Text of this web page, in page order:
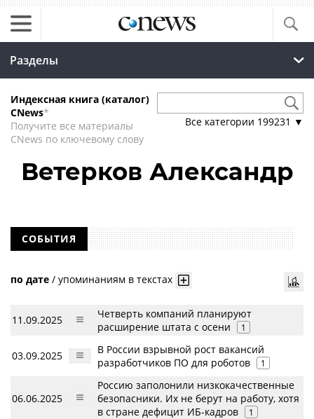
Разделы
Индексная книга (каталог)
CNews*
Получите все материалы
CNews по ключевому слову
Все категории 199231 ▼
Ветерков Александр
СОБЫТИЯ
по дате / упоминаниям в текстах
11.09.2025
Четверть компаний планируют
расширение штата с осени
1
03.09.2025
В России взрывной рост вакансий
разработчиков ПО для роботов
1
06.06.2025
Россию заполонили низкокачественные
безопасники. Их не берут на работу, хотя
в стране дефицит ИБ-кадров
1